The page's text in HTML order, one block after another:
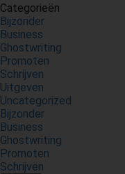
Categorieën
Bijzonder
Business
Ghostwriting
Promoten
Schrijven
Uitgeven
Uncategorized
Bijzonder
Business
Ghostwriting
Promoten
Schrijven